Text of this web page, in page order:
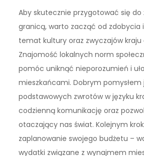
Aby skutecznie przygotować się do
granicą, warto zacząć od zdobycia
temat kultury oraz zwyczajów kraju
Znajomość lokalnych norm
pomóc uniknąć nieporozumień i
mieszkańcami. Dobrym pomysłem
podstawowych zwrotów w języku
codzienną komunikację oraz
otaczający nas świat. Kolejnym
zaplanowanie swojego budżetu –
wydatki związane z wynajmem